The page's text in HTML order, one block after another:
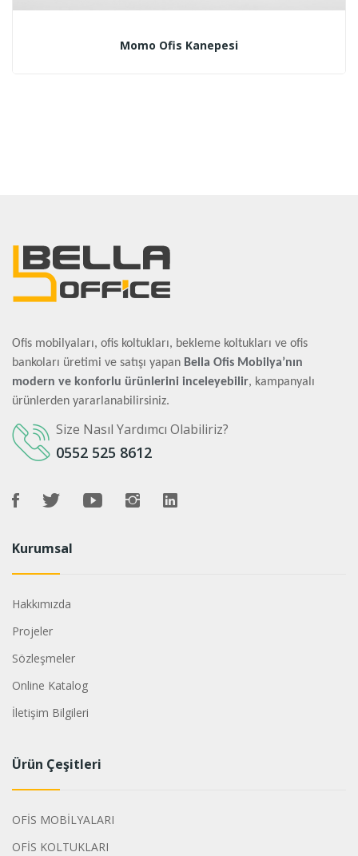
Momo Ofis Kanepesi
Ofis mobilyaları, ofis koltukları, bekleme koltukları ve ofis
bankoları üretimi ve satışı yapan Bella Ofis Mobilya’nın
modern ve konforlu ürünlerini inceleyebilir, kampanyalı
ürünlerden yararlanabilirsiniz.
Size Nasıl Yardımcı Olabiliriz?
0552 525 8612
Kurumsal
Hakkımızda
Projeler
Sözleşmeler
Online Katalog
İletişim Bilgileri
Ürün Çeşitleri
OFİS MOBİLYALARI
OFİS KOLTUKLARI